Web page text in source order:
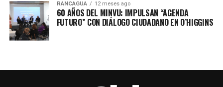
RANCAGUA 12 meses ago
60 AÑOS DEL MINVU: IMPULSAN “AGENDA
FUTURO” CON DIÁLOGO CIUDADANO EN O’HIGGINS